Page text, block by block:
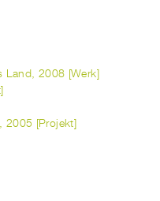
Land, 2008 [Werk]
2005 [Projekt]